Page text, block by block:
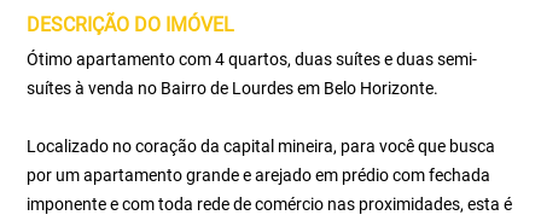
DESCRIÇÃO DO IMÓVEL
Ótimo apartamento com 4 quartos, duas suítes e duas semi-
suítes à venda no Bairro de Lourdes em Belo Horizonte.
Localizado no coração da capital mineira, para você que busca
por um apartamento grande e arejado em prédio com fechada
imponente e com toda rede de comércio nas proximidades, esta é